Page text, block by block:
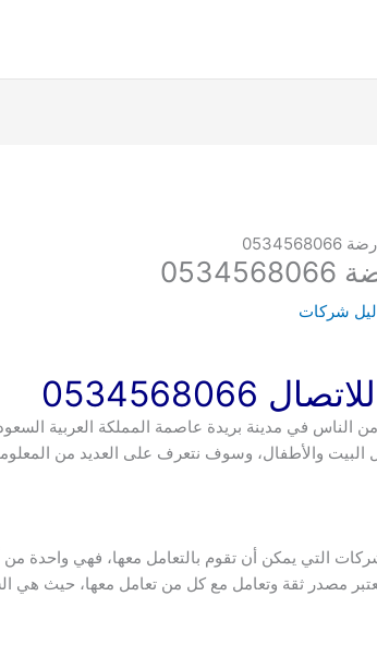
شركات
0534568066
الناس في مدينة بريدة عاصمة المملكة العربية
البيت والأطفال، وسوف نتعرف على العديد من
التي يمكن أن تقوم بالتعامل معها، فهي واحدة
وتعتبر مصدر ثقة وتعامل مع كل من تعامل معها، حيث